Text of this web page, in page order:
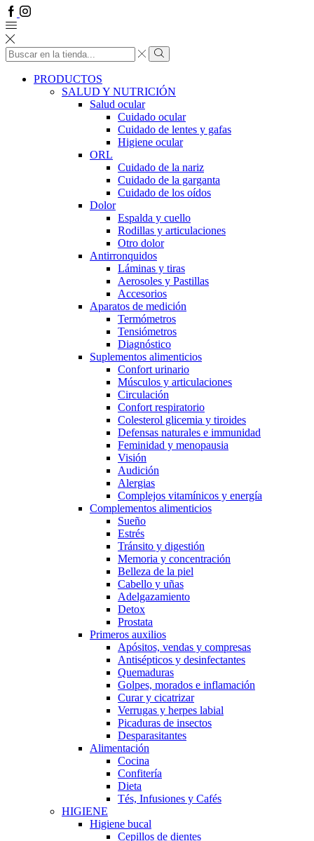
Facebook
Instagram
Search
input
Search
PRODUCTOS
SALUD Y NUTRICIÓN
Salud ocular
Cuidado ocular
Cuidado de lentes y gafas
Higiene ocular
ORL
​​Cuidado de la nariz
​​Cuidado de la garganta
​​Cuidado de los oídos
Dolor
Espalda y cuello
Rodillas y articulaciones
Otro dolor
Antirronquidos
Láminas y tiras
Aerosoles y Pastillas
Accesorios
Aparatos de medición
Termómetros
Tensiómetros
Diagnóstico
Suplementos alimenticios
Confort urinario
Músculos y articulaciones
Circulación
Confort respiratorio
Colesterol glicemia y tiroides
Defensas naturales e immunidad
Feminidad y menopausia
Visión
Audición
Alergias
Complejos vitamínicos y energía
Complementos alimenticios
Sueño
Estrés
Tránsito y digestión
Memoria y concentración
Belleza de la piel
Cabello y uñas
Adelgazamiento
Detox
Prostata
Primeros auxilios
Apósitos, vendas y compresas
Antisépticos y desinfectantes
Quemaduras
Golpes, morados e inflamación
Curar y cicatrizar
Verrugas y herpes labial
Picaduras de insectos
Desparasitantes
Alimentación
Cocina
Confitería
Dieta
Tés, Infusiones y Cafés
HIGIENE
Higiene bucal
Cepillos de dientes